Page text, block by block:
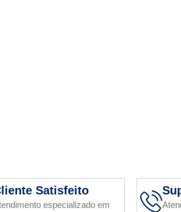
Satisfeito
especializado em